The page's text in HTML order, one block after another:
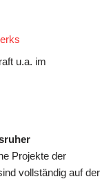
u.a. im
Projekte der
vollständig auf der